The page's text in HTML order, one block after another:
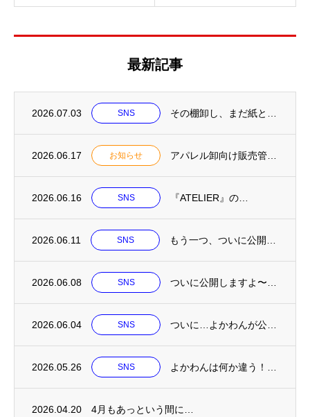
最新記事
2026.07.03 SNS その棚卸し、まだ紙と…
2026.06.17 お知らせ
2026.06.16 SNS 『ATELIER』の…
2026.06.11 SNS もう一つ、ついに公開…
2026.06.08 SNS ついに公開しますよ〜…
2026.06.04 SNS ついに…よかわんが公…
2026.05.26 SNS よかわんは何か違う！…
2026.04.20 4月もあっという間に…